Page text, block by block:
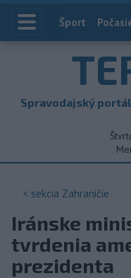
Index
Šport
Spravodajský
< sekcia Zahraničie
Iránske
tvrdenia
prezidenta